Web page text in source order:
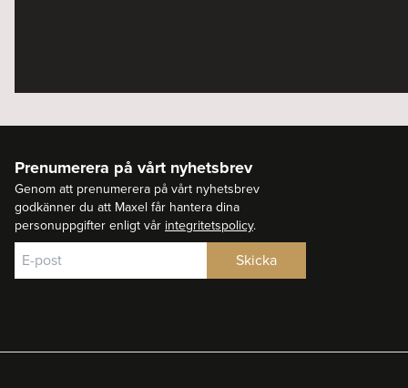
Prenumerera på vårt nyhetsbrev
Genom att prenumerera på vårt nyhetsbrev
godkänner du att Maxel får hantera dina
personuppgifter enligt vår integritetspolicy.